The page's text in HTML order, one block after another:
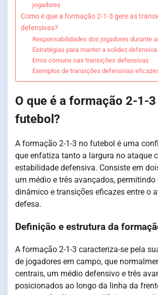
jogadores
Como é que a formação 2-1-3 gere as
defensivas?
Responsabilidades dos jogadores durante
Estratégias para manter a solidez defensiva
Erros comuns nas transições defensivas
Exemplos de transições defensivas
O que é a formação 2-1-3
futebol?
A formação 2-1-3 no futebol é uma
que enfatiza tanto a largura no ataque
estabilidade defensiva. Consiste em
um médio e três avançados,
dinâmico e transições eficazes entre o
defesa.
Definição e estrutura da
A formação 2-1-3 caracteriza-se pela
de jogadores em campo, que
centrais, um médio defensivo e três
posicionados ao longo da linha da